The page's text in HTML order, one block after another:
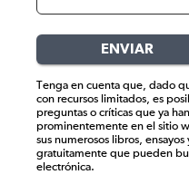
ENVIAR
Tenga en cuenta que, dado
con recursos limitados, es
preguntas o críticas que ya
prominentemente en el sitio
sus numerosos libros,
gratuitamente que pueden
electrónica.